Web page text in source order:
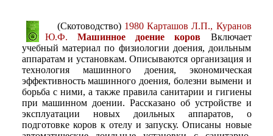
(Скотоводство) 1980 Карташов Л.П., Куранов
Ю.Ф. Машинное доение коров Включает
учебный материал по физиологии доения, доильным
аппаратам и установкам. Описываются организация и
технология машинного доения, экономическая
эффективность машинного доения, болезни вымени и
борьба с ними, а также правила санитарии и гигиены
при машинном доении. Рассказано об устройстве и
эксплуатации новых доильных аппаратов, о
подготовке коров к отелу и запуску. Описаны новые